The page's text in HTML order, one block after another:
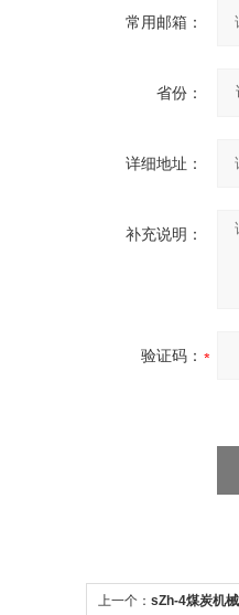
常用邮箱：
省份：
详细地址：
补充说明：
验证码：
上一个： sZh-4煤炭机